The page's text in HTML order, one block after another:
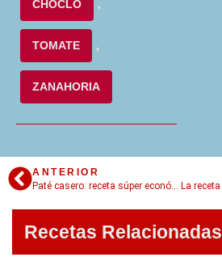
CHOCLO ,
TOMATE ,
ZANAHORIA
ANTERIOR
Paté casero: receta súper económica y fácil con 5 trucos
Recetas Relacionadas